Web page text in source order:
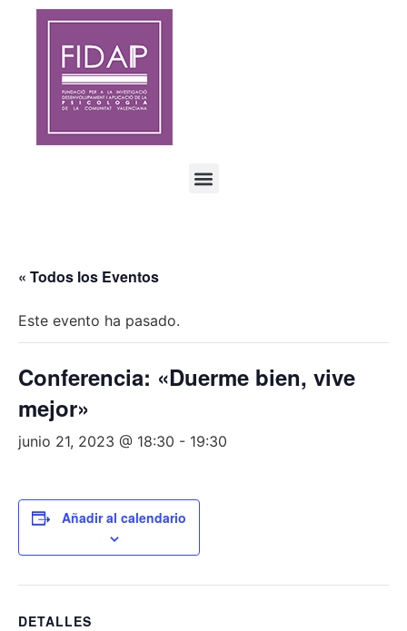
« Todos los Eventos
Este evento ha pasado.
Conferencia: «Duerme bien, vive
mejor»
junio 21, 2023 @ 18:30 - 19:30
Añadir al calendario
DETALLES